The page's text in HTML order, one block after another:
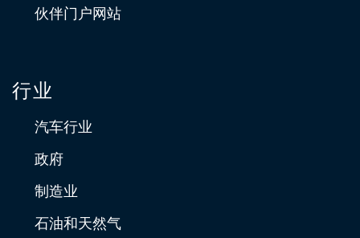
伙伴门户网站
行业
汽车行业
政府
制造业
石油和天然气